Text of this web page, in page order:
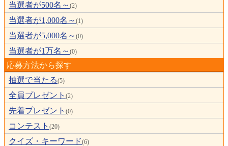
当選者が500名～ (2)
当選者が1,000名～ (1)
当選者が5,000名～ (0)
当選者が1万名～ (0)
応募方法から探す
抽選で当たる(5)
全員プレゼント (2)
先着プレゼント (0)
コンテスト (20)
クイズ・キーワード(6)